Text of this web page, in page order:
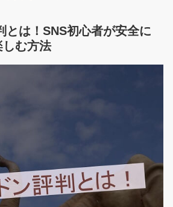
とは！SNS初心者が安全に
む方法